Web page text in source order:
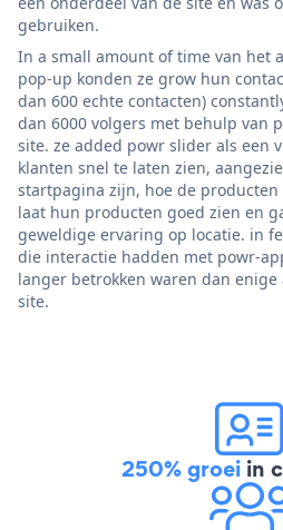
gebruiken.
In a small amount of time van het
pop-up konden ze grow hun
dan 600 echte contacten)
dan 6000 volgers met behulp van
site. ze added powr slider als een
klanten snel te laten zien,
startpagina zijn, hoe de
laat hun producten goed zien en
geweldige ervaring op locatie. in
die interactie hadden met powr-
langer betrokken waren dan
site.
250% groei in